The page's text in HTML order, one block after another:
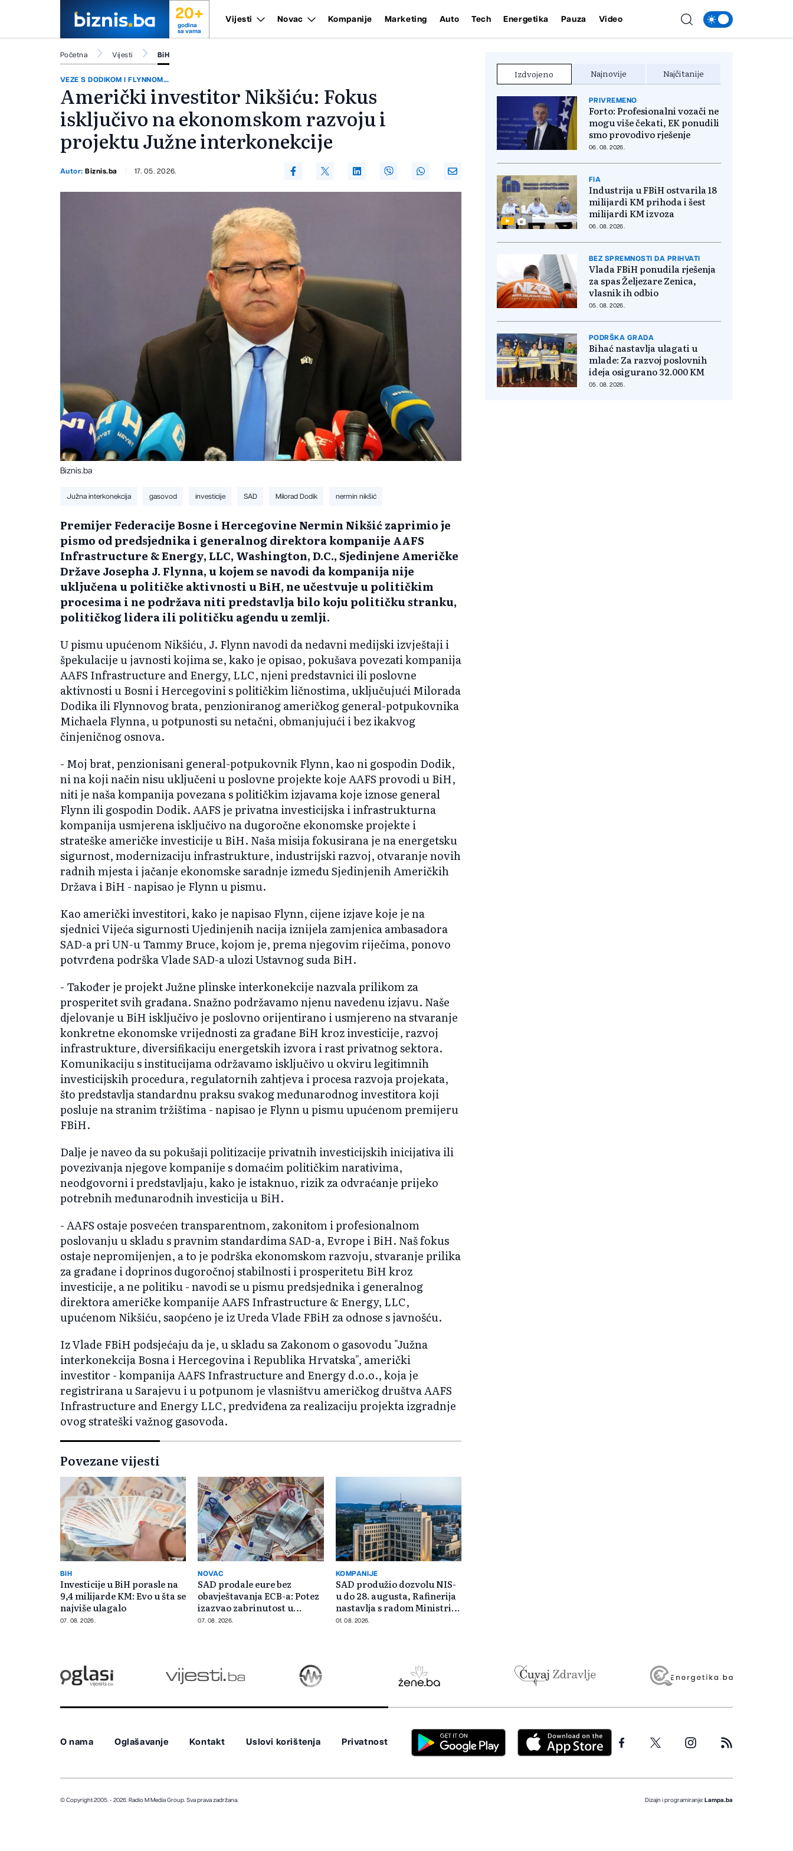
20+
godina
sa vama
Vijesti Novac Kompanije Marketing Auto Tech Energetika Pauza Video
Početna Vijesti BiH
VEZE S DODIKOM I FLYNNOM...
Američki investitor Nikšiću: Fokus
isključivo na ekonomskom razvoju i
projektu Južne interkonekcije
Autor:Biznis.ba 17. 05. 2026.
Biznis.ba
Južna interkonekcija gasovod investicije SAD Milorad Dodik nermin nikšić
Premijer Federacije Bosne i Hercegovine Nermin Nikšić zaprimio je
pismo od predsjednika i generalnog direktora kompanije AAFS
Infrastructure & Energy, LLC, Washington, D.C., Sjedinjene Američke
Države Josepha J. Flynna, u kojem se navodi da kompanija nije
uključena u političke aktivnosti u BiH, ne učestvuje u političkim
procesima i ne podržava niti predstavlja bilo koju političku stranku,
političkog lidera ili političku agendu u zemlji.
U pismu upućenom Nikšiću, J. Flynn navodi da nedavni medijski izvještaji i
špekulacije u javnosti kojima se, kako je opisao, pokušava povezati kompanija
AAFS Infrastructure and Energy, LLC, njeni predstavnici ili poslovne
aktivnosti u Bosni i Hercegovini s političkim ličnostima, uključujući Milorada
Dodika ili Flynnovog brata, penzioniranog američkog general-potpukovnika
Michaela Flynna, u potpunosti su netačni, obmanjujući i bez ikakvog
činjeničnog osnova.
- Moj brat, penzionisani general-potpukovnik Flynn, kao ni gospodin Dodik,
ni na koji način nisu uključeni u poslovne projekte koje AAFS provodi u BiH,
niti je naša kompanija povezana s političkim izjavama koje iznose general
Flynn ili gospodin Dodik. AAFS je privatna investicijska i infrastrukturna
kompanija usmjerena isključivo na dugoročne ekonomske projekte i
strateške američke investicije u BiH. Naša misija fokusirana je na energetsku
sigurnost, modernizaciju infrastrukture, industrijski razvoj, otvaranje novih
radnih mjesta i jačanje ekonomske saradnje između Sjedinjenih Američkih
Država i BiH - napisao je Flynn u pismu.
Kao američki investitori, kako je napisao Flynn, cijene izjave koje je na
sjednici Vijeća sigurnosti Ujedinjenih nacija iznijela zamjenica ambasadora
SAD-a pri UN-u Tammy Bruce, kojom je, prema njegovim riječima, ponovo
potvrđena podrška Vlade SAD-a ulozi Ustavnog suda BiH.
- Također je projekt Južne plinske interkonekcije nazvala prilikom za
prosperitet svih građana. Snažno podržavamo njenu navedenu izjavu. Naše
djelovanje u BiH isključivo je poslovno orijentirano i usmjereno na stvaranje
konkretne ekonomske vrijednosti za građane BiH kroz investicije, razvoj
infrastrukture, diversifikaciju energetskih izvora i rast privatnog sektora.
Komunikaciju s institucijama održavamo isključivo u okviru legitimnih
investicijskih procedura, regulatornih zahtjeva i procesa razvoja projekata,
što predstavlja standardnu praksu svakog međunarodnog investitora koji
posluje na stranim tržištima - napisao je Flynn u pismu upućenom premijeru
FBiH.
Dalje je naveo da su pokušaji politizacije privatnih investicijskih inicijativa ili
povezivanja njegove kompanije s domaćim političkim narativima,
neodgovorni i predstavljaju, kako je istaknuo, rizik za odvraćanje prijeko
potrebnih međunarodnih investicija u BiH.
- AAFS ostaje posvećen transparentnom, zakonitom i profesionalnom
poslovanju u skladu s pravnim standardima SAD-a, Evrope i BiH. Naš fokus
ostaje nepromijenjen, a to je podrška ekonomskom razvoju, stvaranje prilika
za građane i doprinos dugoročnoj stabilnosti i prosperitetu BiH kroz
investicije, a ne politiku - navodi se u pismu predsjednika i generalnog
direktora američke kompanije AAFS Infrastructure & Energy, LLC,
upućenom Nikšiću, saopćeno je iz Ureda Vlade FBiH za odnose s javnošću.
Iz Vlade FBiH podsjećaju da je, u skladu sa Zakonom o gasovodu "Južna
interkonekcija Bosna i Hercegovina i Republika Hrvatska", američki
investitor - kompanija AAFS Infrastructure and Energy d.o.o., koja je
registrirana u Sarajevu i u potpunom je vlasništvu američkog društva AAFS
Infrastructure and Energy LLC, predviđena za realizaciju projekta izgradnje
ovog strateški važnog gasovoda.
Povezane vijesti
BIH
Investicije u BiH porasle na
9,4 milijarde KM: Evo u šta se
najviše ulagalo
07. 08. 2026.
NOVAC
SAD prodale eure bez
obavještavanja ECB-a: Potez
izazvao zabrinutost u
Evropi
07. 08. 2026.
KOMPANIJE
SAD produžio dozvolu NIS-
u do 28. augusta, Rafinerija
nastavlja s radom Ministrica
rudarstva i e
01. 08. 2026.
Izdvojeno Najnovije Najčitanije
PRIVREMENO
Forto: Profesionalni vozači ne
mogu više čekati, EK ponudili
smo provodivo rješenje
06. 08. 2026.
FIA
Industrija u FBiH ostvarila 18
milijardi KM prihoda i šest
milijardi KM izvoza
06. 08. 2026.
BEZ SPREMNOSTI DA PRIHVATI
Vlada FBiH ponudila rješenja
za spas Željezare Zenica,
vlasnik ih odbio
05. 08. 2026.
PODRŠKA GRADA
Bihać nastavlja ulagati u
mlade: Za razvoj poslovnih
ideja osigurano 32.000 KM
05. 08. 2026.
O nama Oglašavanje Kontakt Uslovi korištenja Privatnost
© Copyright 2005. - 2026. Radio M Media Group. Sva prava zadržana. Dizajn i programiranje: Lampa.ba